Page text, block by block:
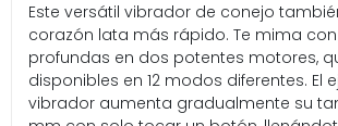
Este versátil vibrador de conejo
corazón lata más rápido. Te mima
profundas en dos potentes motores,
disponibles en 12 modos diferentes. El
vibrador aumenta gradualmente su